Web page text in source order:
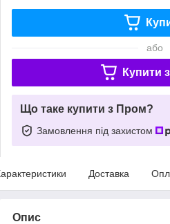
або
Купити з
Що таке купити з Пром?
Замовлення під захистом
Доставка
Опис